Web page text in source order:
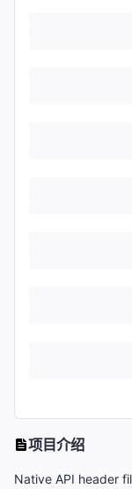
项目介绍
Native API header